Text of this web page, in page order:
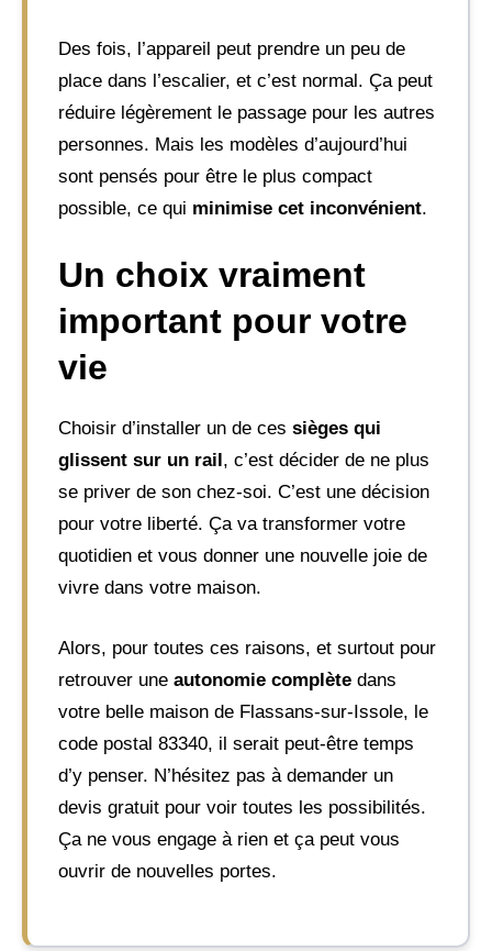
Des fois, l’appareil peut prendre un peu de
place dans l’escalier, et c’est normal. Ça peut
réduire légèrement le passage pour les autres
personnes. Mais les modèles d’aujourd’hui
sont pensés pour être le plus compact
possible, ce qui minimise cet inconvénient.
Un choix vraiment
important pour votre
vie
Choisir d’installer un de ces sièges qui
glissent sur un rail, c’est décider de ne plus
se priver de son chez-soi. C’est une décision
pour votre liberté. Ça va transformer votre
quotidien et vous donner une nouvelle joie de
vivre dans votre maison.
Alors, pour toutes ces raisons, et surtout pour
retrouver une autonomie complète dans
votre belle maison de Flassans-sur-Issole, le
code postal 83340, il serait peut-être temps
d’y penser. N’hésitez pas à demander un
devis gratuit pour voir toutes les possibilités.
Ça ne vous engage à rien et ça peut vous
ouvrir de nouvelles portes.